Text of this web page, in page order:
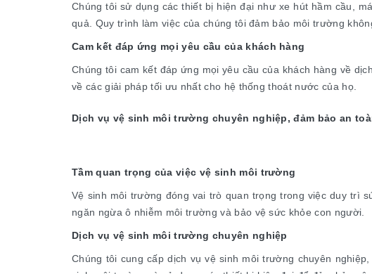
Chúng tôi sử dụng các thiết bị hiện đại như xe hút hầm cầu,
quả. Quy trình làm việc của chúng tôi đảm bảo môi trường
Cam kết đáp ứng mọi yêu cầu của khách hàng
Chúng tôi cam kết đáp ứng mọi yêu cầu của khách hàng về
về các giải pháp tối ưu nhất cho hệ thống thoát nước của họ.
Dịch vụ vệ sinh môi trường chuyên nghiệp, đảm bảo an
Tầm quan trọng của việc vệ sinh môi trường
Vệ sinh môi trường đóng vai trò quan trọng trong việc duy trì
ngăn ngừa ô nhiễm môi trường và bảo vệ sức khỏe con người.
Dịch vụ vệ sinh môi trường chuyên nghiệp
Chúng tôi cung cấp dịch vụ vệ sinh môi trường chuyên